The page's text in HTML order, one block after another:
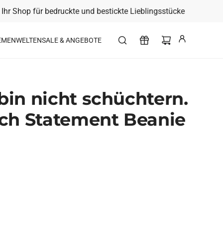
für bedruckte und bestickte Lieblingsstücke
SALE & ANGEBOTE
nicht schüchtern.
Statement Beanie